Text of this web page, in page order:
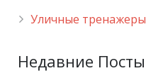
Уличные тренажеры
Недавние Посты